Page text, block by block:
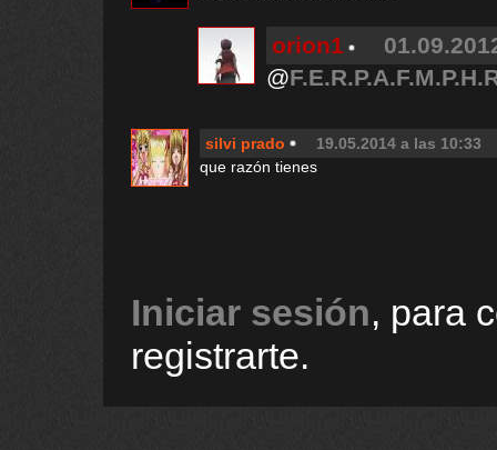
orion1
@
silvi prado
19.05.2014 a las 10:33
que razón tienes
Iniciar sesión, para
registrarte.